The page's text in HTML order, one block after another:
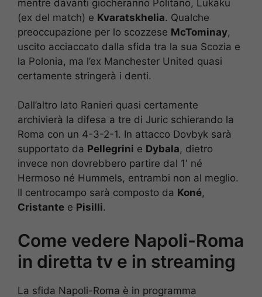
mentre davanti giocheranno Politano, Lukaku
(ex del match) e Kvaratskhelia. Qualche
preoccupazione per lo scozzese McTominay,
uscito acciaccato dalla sfida tra la sua Scozia e
la Polonia, ma l’ex Manchester United quasi
certamente stringerà i denti.
Dall’altro lato Ranieri quasi certamente
archivierà la difesa a tre di Juric schierando la
Roma con un 4-3-2-1. In attacco Dovbyk sarà
supportato da Pellegrini e Dybala, dietro
invece non dovrebbero partire dal 1′ né
Hermoso né Hummels, entrambi non al meglio.
Il centrocampo sarà composto da Koné,
Cristante e Pisilli.
Come vedere Napoli-Roma
in diretta tv e in streaming
La sfida Napoli-Roma è in programma